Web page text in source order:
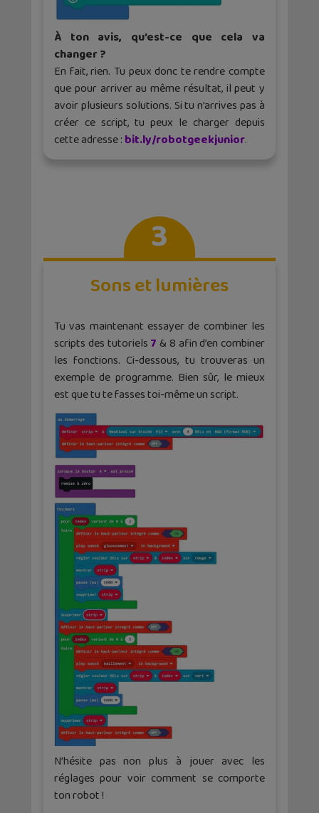
À ton avis, qu’est-ce que cela va
changer ?
En fait, rien. Tu peux donc te rendre compte
que pour arriver au même résultat, il peut y
avoir plusieurs solutions. Si tu n’arrives pas à
créer ce script, tu peux le charger depuis
cette adresse : bit.ly/robotgeekjunior.
3
Sons et lumières
Tu vas maintenant essayer de combiner les
scripts des tutoriels 7 & 8 afin d’en combiner
les fonctions. Ci-dessous, tu trouveras un
exemple de programme. Bien sûr, le mieux
est que tu te fasses toi-même un script.
N’hésite pas non plus à jouer avec les
réglages pour voir comment se comporte
ton robot !